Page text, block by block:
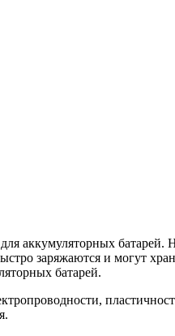
аккумуляторных
заряжаются и могут
батарей.